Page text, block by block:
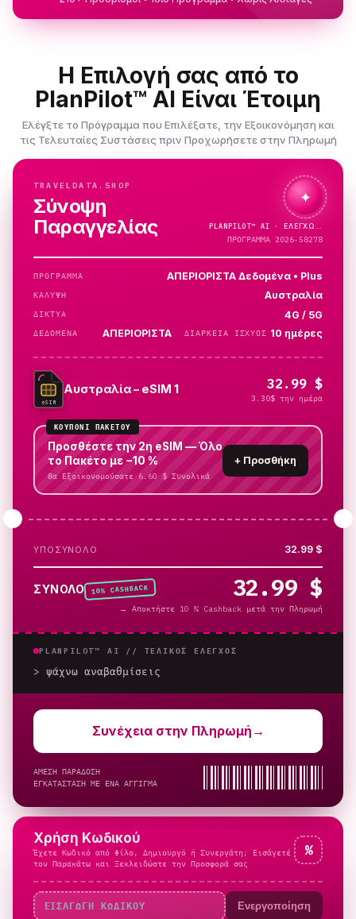
Η Επιλογή σας από το
PlanPilot™ AI Είναι Έτοιμη
Ελέγξτε το Πρόγραμμα που Επιλέξατε, την Εξοικονόμηση και
τις Τελευταίες Συστάσεις πριν Προχωρήσετε στην Πληρωμή
TRAVELDATA.SHOP
Σύνοψη
Παραγγελίας
✦
PLANPILOT™ AI ·
ΠΡΟΓΡΑΜΜΑ 2026-58278
ΠΡΌΓΡΑΜΜΑ ΑΠΕΡΙΟΡΙΣΤΑ Δεδομένα • Plus
ΚΆΛΥΨΗ Αυστραλία
ΔΊΚΤΥΑ 4G / 5G
ΔΕΔΟΜΈΝΑ ΑΠΕΡΙΟΡΙΣΤΑ ΔΙΆΡΚΕΙΑ ΙΣΧΎΟΣ 10 ημέρες
eSIM
Αυστραλία – eSIM 1 32.99 $
3.30$ την ημέρα
ΚΟΥΠΌΝΙ ΠΑΚΈΤΟΥ
Προσθέστε την 2η eSIM — Όλο
το Πακέτο με −10 %
Θα Εξοικονομούσατε 6.60 $ Συνολικά
+ Προσθήκη
ΥΠΟΣΎΝΟΛΟ 32.99 $
ΣΎΝΟΛΟ 10% CASHBACK 32.99 $
→ Αποκτήστε 10 % Cashback μετά την Πληρωμή
PLANPILOT™ AI // ΤΕΛΙΚΌΣ ΈΛΕΓΧΟΣ
> ψάχνω αναβαθμίσεις
Συνέχεια στην Πληρωμή →
ΑΜΕΣΗ ΠΑΡΑΔΟΣΗ
ΕΓΚΑΤΑΣΤΑΣΗ ΜΕ ΕΝΑ ΑΓΓΙΓΜΑ
Χρήση Κωδικού
Έχετε Κωδικό από Φίλο, Δημιουργό ή Συνεργάτη; Εισάγετέ
τον Παρακάτω και Ξεκλειδώστε την Προσφορά σας
%
Ενεργοποίηση